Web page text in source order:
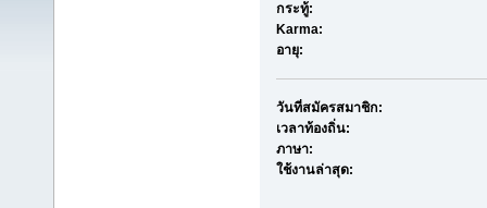
กระทู้:
Karma:
อายุ:
วันที่สมัครสมาชิก:
เวลาท้องถิ่น:
ภาษา:
ใช้งานล่าสุด: